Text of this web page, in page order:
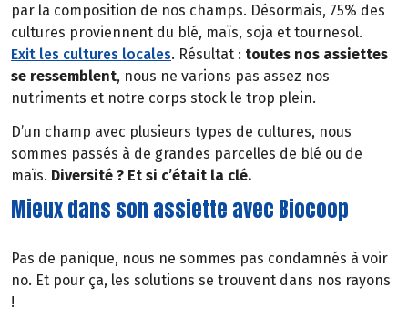
par la composition de nos champs. Désormais, 75% des
cultures proviennent du blé, maïs, soja et tournesol.
Exit les cultures locales. Résultat : toutes nos assiettes
se ressemblent, nous ne varions pas assez nos
nutriments et notre corps stock le trop plein.
D’un champ avec plusieurs types de cultures, nous
sommes passés à de grandes parcelles de blé ou de
maïs. Diversité ? Et si c’était la clé.
Mieux dans son assiette avec Biocoop
Pas de panique, nous ne sommes pas condamnés à voir
no. Et pour ça, les solutions se trouvent dans nos rayons
!